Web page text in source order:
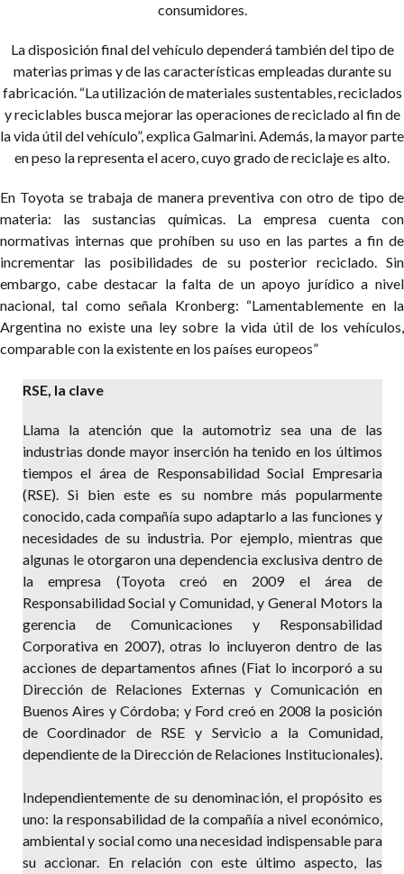
consumidores.
La disposición final del vehículo dependerá también del tipo de
materias primas y de las características empleadas durante su
fabricación. “La utilización de materiales sustentables, reciclados
y reciclables busca mejorar las operaciones de reciclado al fin de
la vida útil del vehículo”, explica Galmarini. Además, la mayor parte
en peso la representa el acero, cuyo grado de reciclaje es alto.
En Toyota se trabaja de manera preventiva con otro de tipo de
materia: las sustancias químicas. La empresa cuenta con
normativas internas que prohíben su uso en las partes a fin de
incrementar las posibilidades de su posterior reciclado. Sin
embargo, cabe destacar la falta de un apoyo jurídico a nivel
nacional, tal como señala Kronberg: “Lamentablemente en la
Argentina no existe una ley sobre la vida útil de los vehículos,
comparable con la existente en los países europeos”
RSE, la clave
Llama la atención que la automotriz sea una de las
industrias donde mayor inserción ha tenido en los últimos
tiempos el área de Responsabilidad Social Empresaria
(RSE). Si bien este es su nombre más popularmente
conocido, cada compañía supo adaptarlo a las funciones y
necesidades de su industria. Por ejemplo, mientras que
algunas le otorgaron una dependencia exclusiva dentro de
la empresa (Toyota creó en 2009 el área de
Responsabilidad Social y Comunidad, y General Motors la
gerencia de Comunicaciones y Responsabilidad
Corporativa en 2007), otras lo incluyeron dentro de las
acciones de departamentos afines (Fiat lo incorporó a su
Dirección de Relaciones Externas y Comunicación en
Buenos Aires y Córdoba; y Ford creó en 2008 la posición
de Coordinador de RSE y Servicio a la Comunidad,
dependiente de la Dirección de Relaciones Institucionales).
Independientemente de su denominación, el propósito es
uno: la responsabilidad de la compañía a nivel económico,
ambiental y social como una necesidad indispensable para
su accionar. En relación con este último aspecto, las